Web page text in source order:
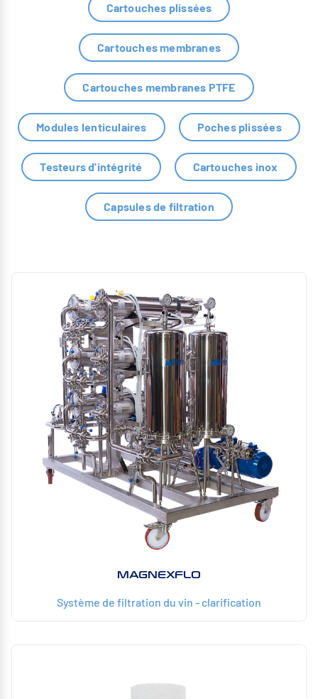
Cartouches plissées
Cartouches membranes
Cartouches membranes PTFE
Modules lenticulaires Poches plissées
Testeurs d'intégrité Cartouches inox
Capsules de filtration
MAGNEXFLO
Système de filtration du vin - clarification